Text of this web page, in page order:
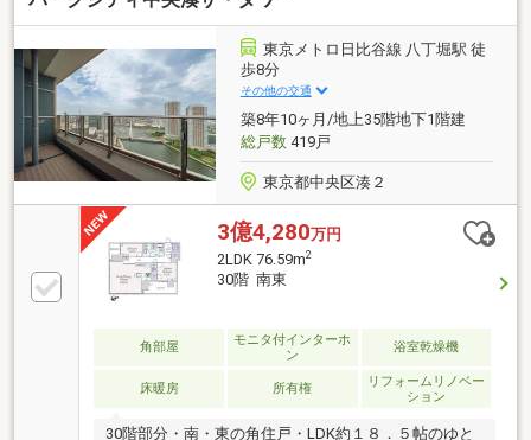
洗い乾燥機付）・ユニットバス交換（浴室換気乾燥機
付）・洗面化粧台交換・トイレ交換・建具交換・洗濯
機用防水パン交換 ・ガス給湯器交換 ・・・等リ
フォーム内容は予定であり変更となる場合がございま
す。～～～～～～～～～～～～～～～～～～～～
東京メトロ日比谷線 八丁堀駅 徒
歩8分
その他の交通
築8年10ヶ月/地上35階地下1階建
総戸数419戸
東京都中央区湊２
3億4,280万円
2LDK 76.59m2
30階 南東
角部屋
モニタ付インターホ
ン
浴室乾燥機
床暖房 所有権
リフォームリノベー
ション
30階部分・南・東の角住戸・LDK約１８．５帖のゆと